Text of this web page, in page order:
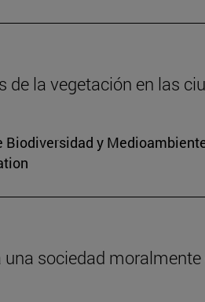
de la vegetación en las
y
sociedad